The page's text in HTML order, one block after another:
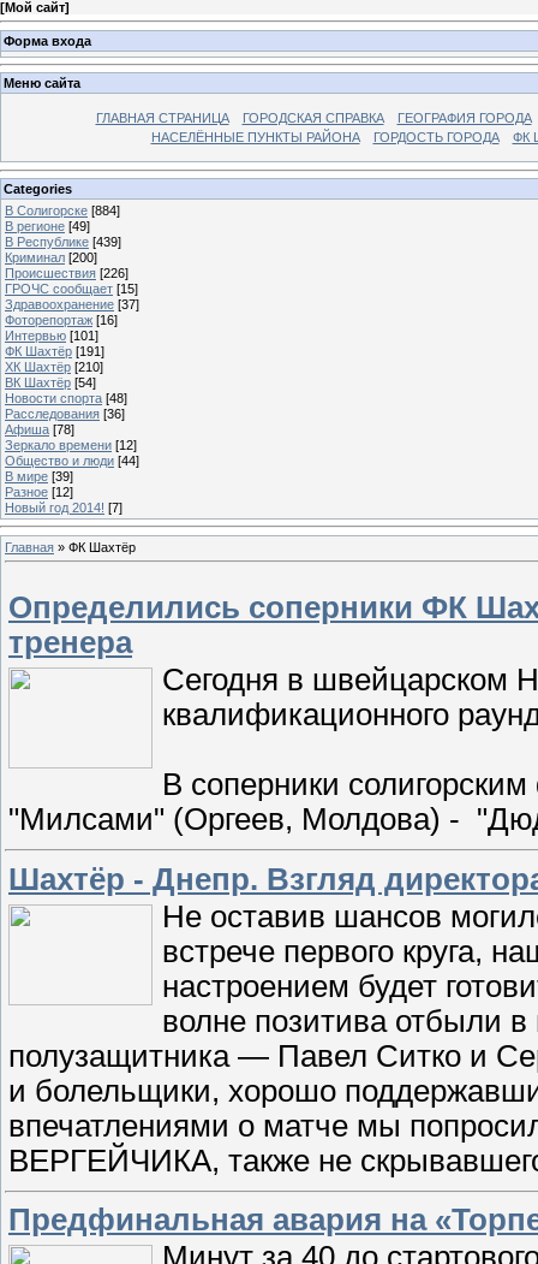
[Мой сайт]
Форма входа
Меню сайта
ГЛАВНАЯ СТРАНИЦА ГОРОДСКАЯ СПРАВКА
ГЕОГРАФИЯ ГОРОДА
НАСЕЛЁННЫЕ ПУНКТЫ РАЙОНА
ГОРДОСТЬ ГОРОДА ФК
Categories
В Солигорске [884]
В регионе [49]
В Республике [439]
Криминал [200]
Происшествия [226]
ГРОЧС сообщает [15]
Здравоохранение [37]
Фоторепортаж [16]
Интервью [101]
ФК Шахтёр [191]
ХК Шахтёр [210]
ВК Шахтёр [54]
Новости спорта [48]
Расследования [36]
Афиша [78]
Зеркало времени [12]
Общество и люди [44]
В мире [39]
Разное [12]
Новый год 2014! [7]
Главная » ФК Шахтёр
Определились соперники ФК
тренера
Сегодня в швейцарском
квалификационного
В соперники
"Милсами" (Оргеев, Молдова) -
Шахтёр - Днепр. Взгляд
Не оставив шансов
встрече первого круга,
настроением будет
волне позитива отбыли
полузащитника — Павел Ситко и
и болельщики, хорошо
впечатлениями о матче мы
ВЕРГЕЙЧИКА, также не
Предфинальная авария на
Минут за 40 до